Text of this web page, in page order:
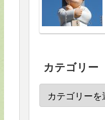
カテゴリー